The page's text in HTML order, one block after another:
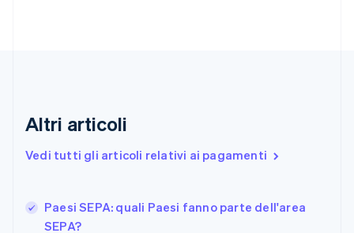
Altri articoli
Vedi tutti gli articoli relativi ai pagamenti
Paesi SEPA: quali Paesi fanno parte dell'area
SEPA?
EnglishSvenska
FrançaisEnglish
Giappone
日本語English